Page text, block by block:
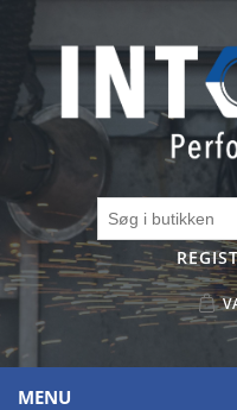
MENU